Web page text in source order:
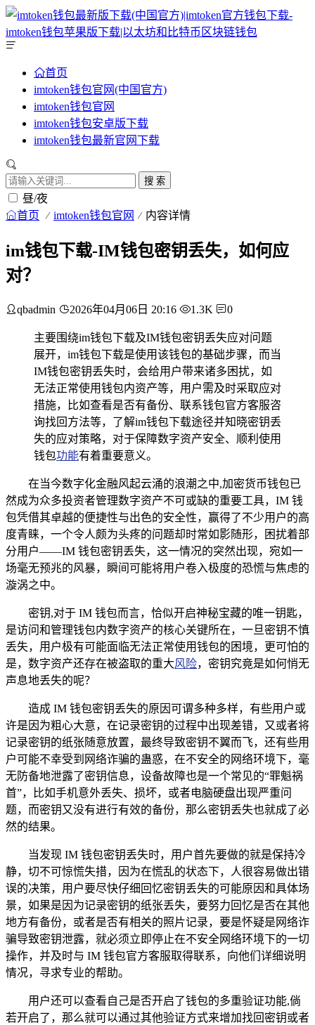
首页
imtoken钱包官网(中国官方)
imtoken钱包官网
imtoken钱包安卓版下载
imtoken钱包最新官网下载
搜 索
昼/夜
首页 imtoken钱包官网 内容详情
im钱包下载-IM钱包密钥丢失，如何应
对？
qbadmin 2026年04月06日 20:16 1.3K 0
主要围绕im钱包下载及IM钱包密钥丢失应对问题
展开，im钱包下载是使用该钱包的基础步骤，而当
IM钱包密钥丢失时，会给用户带来诸多困扰，如
无法正常使用钱包内资产等，用户需及时采取应对
措施，比如查看是否有备份、联系钱包官方客服咨
询找回方法等，了解im钱包下载途径并知晓密钥丢
失的应对策略，对于保障数字资产安全、顺利使用
钱包功能有着重要意义。
在当今数字化金融风起云涌的浪潮之中,加密货币钱包已
然成为众多投资者管理数字资产不可或缺的重要工具，IM 钱
包凭借其卓越的便捷性与出色的安全性，赢得了不少用户的高
度青睐，一个令人颇为头疼的问题却时常如影随形，困扰着部
分用户——IM 钱包密钥丢失，这一情况的突然出现，宛如一
场毫无预兆的风暴，瞬间可能将用户卷入极度的恐慌与焦虑的
漩涡之中。
密钥,对于 IM 钱包而言，恰似开启神秘宝藏的唯一钥匙，
是访问和管理钱包内数字资产的核心关键所在，一旦密钥不慎
丢失，用户极有可能面临无法正常使用钱包的困境，更可怕的
是，数字资产还存在被盗取的重大风险，密钥究竟是如何悄无
声息地丢失的呢？
造成 IM 钱包密钥丢失的原因可谓多种多样，有些用户或
许是因为粗心大意，在记录密钥的过程中出现差错，又或者将
记录密钥的纸张随意放置，最终导致密钥不翼而飞，还有些用
户可能不幸受到网络诈骗的蛊惑，在不安全的网络环境下，毫
无防备地泄露了密钥信息，设备故障也是一个常见的“罪魁祸
首”，比如手机意外丢失、损坏，或者电脑硬盘出现严重问
题，而密钥又没有进行有效的备份，那么密钥丢失也就成了必
然的结果。
当发现 IM 钱包密钥丢失时，用户首先要做的就是保持冷
静，切不可惊慌失措，因为在慌乱的状态下，人很容易做出错
误的决策，用户要尽快仔细回忆密钥丢失的可能原因和具体场
景，如果是因为记录密钥的纸张丢失，要努力回忆是否在其他
地方有备份，或者是否有相关的照片记录，要是怀疑是网络诈
骗导致密钥泄露，就必须立即停止在不安全网络环境下的一切
操作，并及时与 IM 钱包官方客服取得联系，向他们详细说明
情况，寻求专业的帮助。
用户还可以查看自己是否开启了钱包的多重验证功能,倘
若开启了，那么就可以通过其他验证方式来增加找回密钥或者